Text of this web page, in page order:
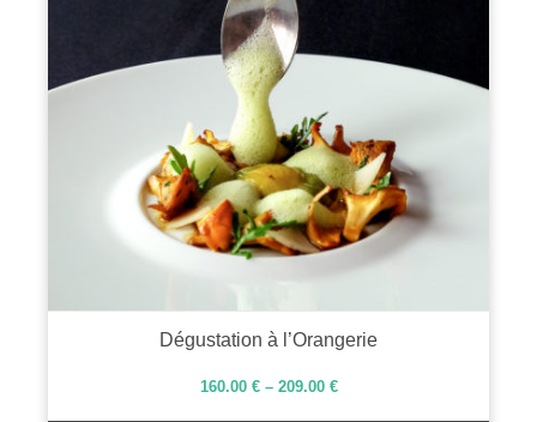
Dégustation à l’Orangerie
160.00 €– 209.00 €